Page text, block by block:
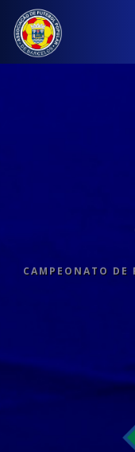
CLUBES
CAMPEONATO DE